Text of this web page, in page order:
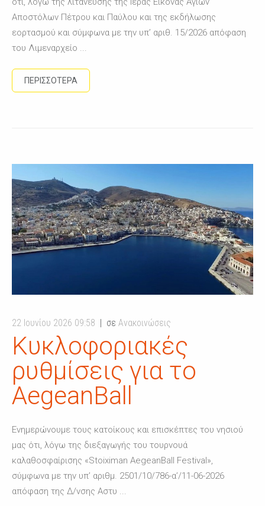
Αποστόλων Πέτρου και Παύλου και της εκδήλωσης
εορτασμού και σύμφωνα με την υπ’ αριθ. 15/2026 απόφαση
του Λιμεναρχείο ...
ΠΕΡΙΣΣΟΤΕΡΑ
22 Ιουνίου 2026 09:58 σε Ανακοινώσεις
Κυκλοφοριακές
ρυθμίσεις για το
AegeanBall
Ενημερώνουμε τους κατοίκους και επισκέπτες του νησιού
μας ότι, λόγω της διεξαγωγής του τουρνουά
καλαθοσφαίρισης «Stoiximan AegeanBall Festival»,
σύμφωνα με την υπ’ αριθμ. 2501/10/786-α’/11-06-2026
απόφαση της Δ/νσης Αστυ ...